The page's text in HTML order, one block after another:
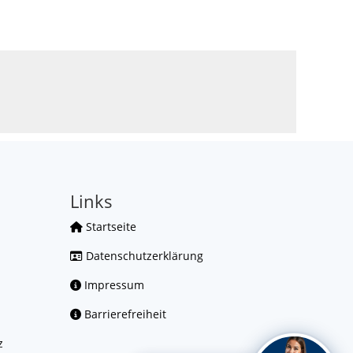
Links
Startseite
Datenschutzerklärung
Impressum
Barrierefreiheit